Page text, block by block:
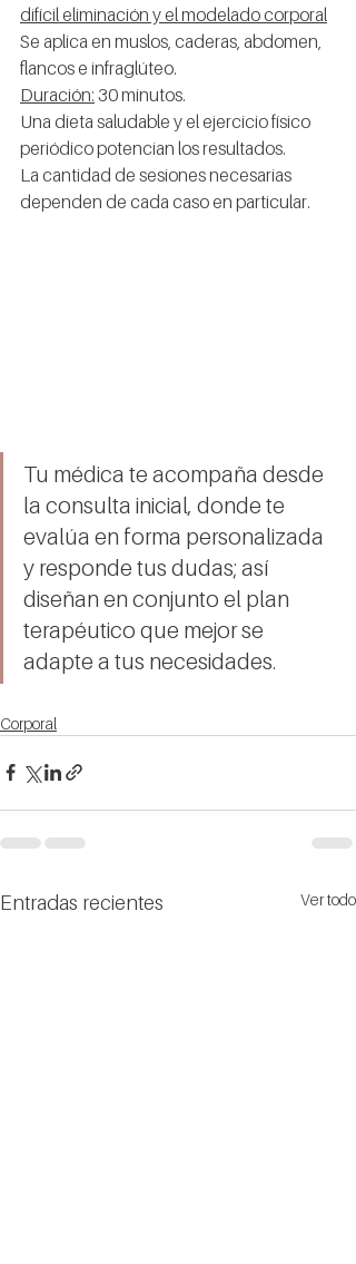
difícil eliminación y el modelado corporal
Se aplica en muslos, caderas, abdomen,
flancos e infraglúteo.
Duración: 30 minutos.
Una dieta saludable y el ejercicio físico
periódico potencian los resultados.
La cantidad de sesiones necesarias
dependen de cada caso en particular.
Tu médica te acompaña desde
la consulta inicial, donde te
evalúa en forma personalizada
y responde tus dudas; así
diseñan en conjunto el plan
terapéutico que mejor se
adapte a tus necesidades.
Corporal
Entradas recientes Ver todo